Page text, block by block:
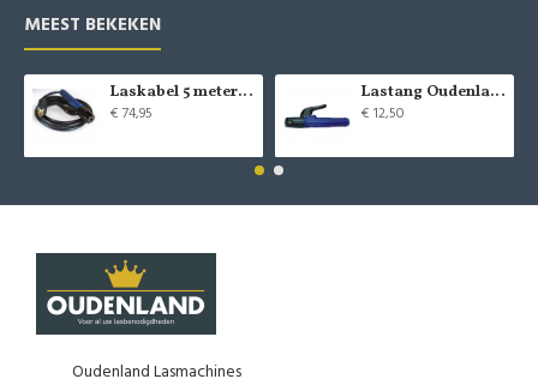
MEEST BEKEKEN
Laskabel 5 meter inclusief tang
€ 74,95
Lastang Oudenland
€ 12,50
Oudenland Lasmachines